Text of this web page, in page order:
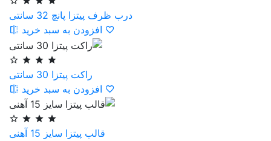
درب ظرف پیتزا پانچ 32 سانتی
افزودن به سبد خرید
راکت پیتزا 30 سانتی
افزودن به سبد خرید
قالب پیتزا سایز 15 آهنی